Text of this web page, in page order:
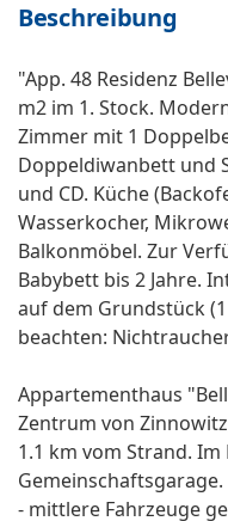
Beschreibung
"App. 48 Residenz
m2 im 1. Stock.
Zimmer mit 1
Doppeldiwanbett und
und CD. Küche
Wasserkocher,
Balkonmöbel. Zur
Babybett bis 2 Jahre.
auf dem Grundstück
beachten:
Appartementhaus
Zentrum von
1.1 km vom Strand.
- mittlere Fahrzeuge